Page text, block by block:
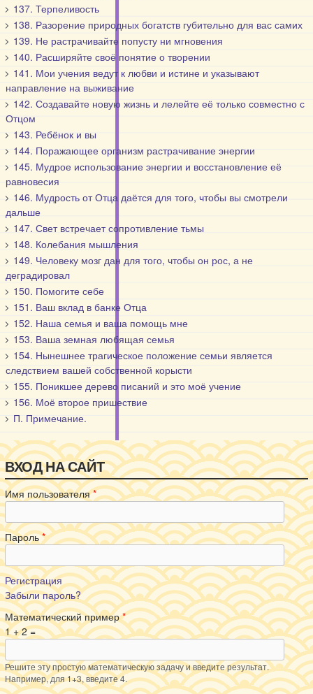
137. Терпеливость
138. Разорение природных богатств губительно для вас самих
139. Не растрачивайте попусту ни мгновения
140. Расширяйте своё понятие о творении
141. Мои учения ведут к любви и истине и указывают
направление на выживание
142. Создавайте новую жизнь и лелейте её только совместно с
Отцом
143. Ребёнок и вы
144. Поражающее организм растрачивание энергии
145. Мудрое использование энергии и восстановление её
равновесия
146. Мудрость от Отца даётся для того, чтобы вы смотрели
дальше
147. Свет встречает сопротивление тьмы
148. Колебания мышления
149. Человеку мозг дан для того, чтобы он рос, а не
деградировал
150. Помогите себе
151. Ваш вклад в банке Отца
152. Наша семья и ваша помощь мне
153. Ваша земная любящая семья
154. Нынешнее трагическое положение семьи является
следствием вашей собственной корысти
155. Поникшее дерево писаний и это моё учение
156. Моё второе пришествие
П. Примечание.
ВХОД НА САЙТ
Имя пользователя*
Пароль*
Регистрация
Забыли пароль?
Математический пример*
1 + 2 =
Решите эту простую математическую задачу и введите результат.
Например, для 1+3, введите 4.